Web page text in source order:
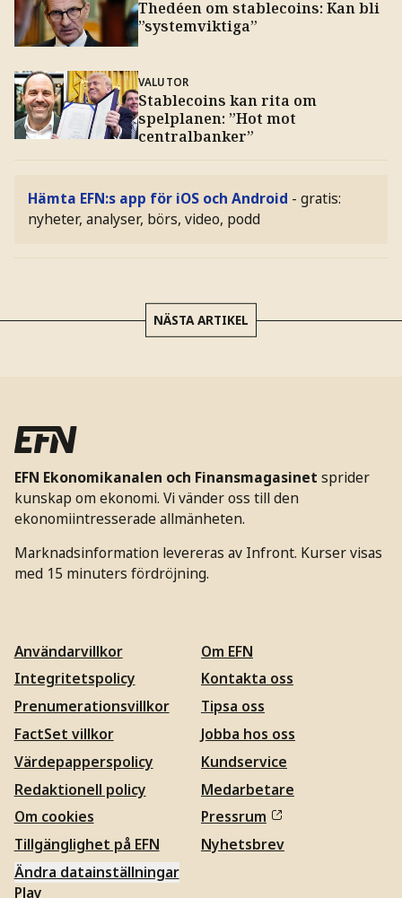
Thedéen om stablecoins: Kan bli
”systemviktiga”
VALUTOR
Stablecoins kan rita om
spelplanen: ”Hot mot
centralbanker”
Hämta EFN:s app för iOS och Android - gratis:
nyheter, analyser, börs, video, podd
NÄSTA ARTIKEL
EFN Ekonomikanalen och Finansmagasinet sprider
kunskap om ekonomi. Vi vänder oss till den
ekonomiintresserade allmänheten.
Marknadsinformation levereras av Infront. Kurser visas
med 15 minuters fördröjning.
Användarvillkor
Integritetspolicy
Prenumerationsvillkor
FactSet villkor
Värdepapperspolicy
Redaktionell policy
Om cookies
Tillgänglighet på EFN
Ändra datainställningar
Om EFN
Kontakta oss
Tipsa oss
Jobba hos oss
Kundservice
Medarbetare
Pressrum
Nyhetsbrev
Play